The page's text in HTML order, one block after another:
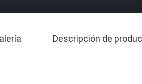
Descripción de